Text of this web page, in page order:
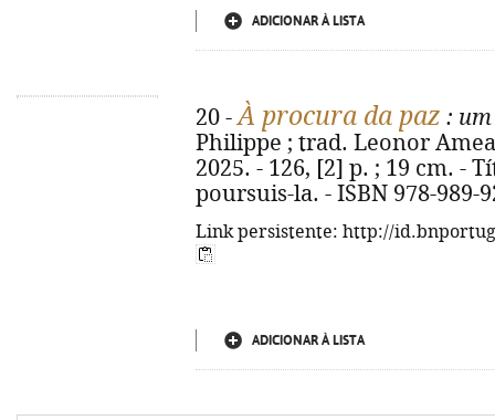
ADICIONAR À LISTA
20 -À procura da paz :
Philippe ; trad. Leonor
2025. - 126, [2] p. ; 19 cm. -
poursuis-la. - ISBN 978-989-
Link persistente: http://
ADICIONAR À LISTA